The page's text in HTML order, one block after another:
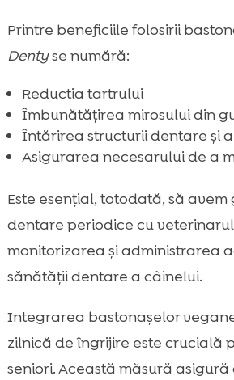
Printre beneficiile folosirii
Dentyse numără:
Reductia tartrului
Îmbunătățirea mirosului din
Întărirea structurii dentare și
Asigurarea necesarului de a
Este esențial, totodată, să
dentare periodice cu
monitorizarea și administrarea
sănătății dentare a câinelui.
Integrarea bastonașelor
zilnică de îngrijire este crucială
seniori. Această măsură